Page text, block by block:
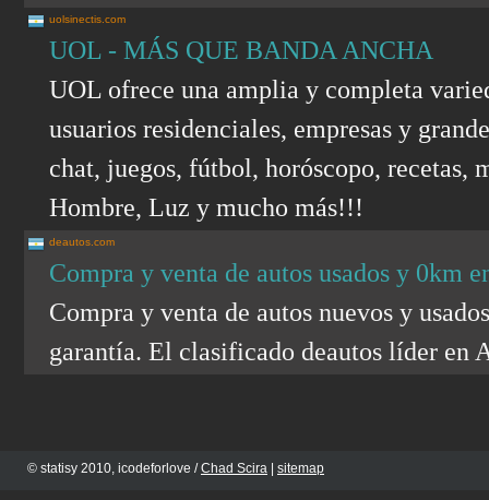
uolsinectis.com
UOL - MÁS QUE BANDA ANCHA
UOL ofrece una amplia y completa
usuarios residenciales, empresas y
chat, juegos, fútbol, horóscopo, recetas,
Hombre, Luz y mucho más!!!
deautos.com
Compra y venta de autos usados y 0km
Compra y venta de autos nuevos y
garantía. El clasificado deautos líder en
© statisy 2010, icodeforlove /Chad Scira sitemap